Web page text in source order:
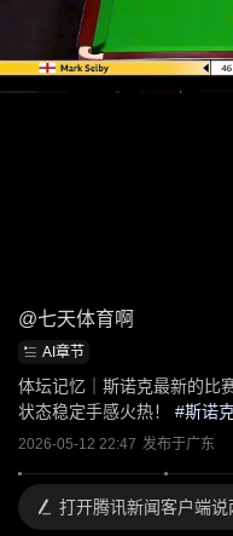
@七天体育啊
AI章节
体坛记忆｜斯诺克最新的比
状态稳定手感火热！
#斯诺克
2026-05-12 22:47 发布于广东
打开腾讯新闻客户端说